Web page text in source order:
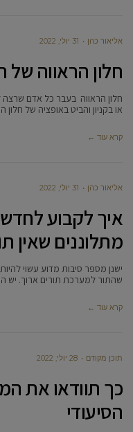
‫אליאור כהן 31 יולי, 2022
חלון הראווה
חלון הראווה בעבר כל אדם שרצה
או בקניון והביט באופציה של חלון
קרא עוד ←
‫אליאור כהן 31 יולי, 2022
איך לקבוע
מתלוננים שאין
ישנן מספר סיבות מדוע עשוי
שהתור למערכת תורים ארוך. יש
קרא עוד ←
תוכן מקודם 28 יולי, 2022
כך תוודאו את
הסיעודי